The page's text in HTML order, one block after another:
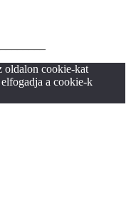
oldalon cookie-kat
a cookie-k